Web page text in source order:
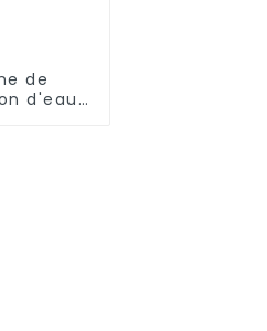
de
d'eau